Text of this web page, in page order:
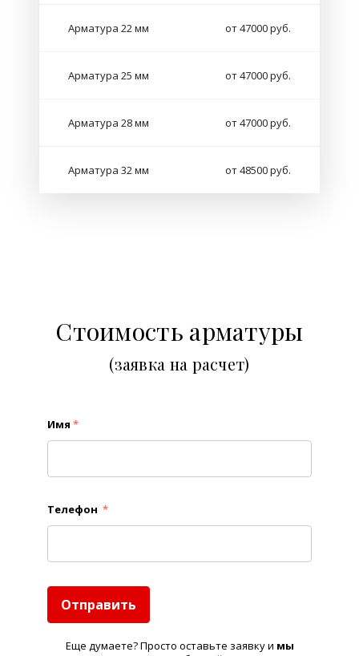
Арматура 22 мм от 47000 руб.
Арматура 25 мм от 47000 руб.
Арматура 28 мм от 47000 руб.
Арматура 32 мм от 48500 руб.
Стоимость арматуры
(заявка на расчет)
Имя *
Телефон *
Отправить
Еще думаете? Просто оставьте заявку и мы